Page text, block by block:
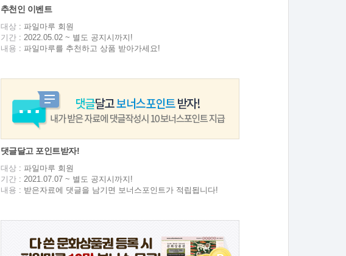
추천인 이벤트
대상: 파일마루 회원
기간: 2022.05.02 ~ 별도 공지시까지!
내용 : 파일마루를 추천하고 상품 받아가세요!
댓글달고 포인트받자!
대상: 파일마루 회원
기간: 2021.07.07 ~ 별도 공지시까지!
내용 : 받은자료에 댓글을 남기면 보너스포인트가 적립됩니다!